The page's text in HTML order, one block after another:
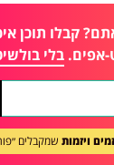
קבלו תוכן
אפים. בלי
שמקבלים